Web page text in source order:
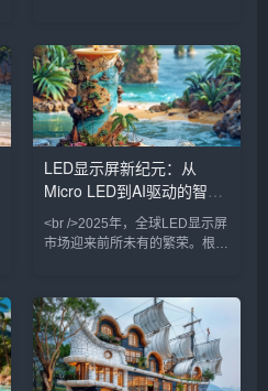
季度全球LED显示屏出货量同比
增长23%，其中Mini/Micro LED
产品占比首次突破15%，成为增
长最快的细分赛道。多家头部厂
商在集邦咨询的论坛上透露，
Micro LED芯片良率已提升至
99.99%，成本较三年前下降
70%，这让原本只存在于实验室
LED显示屏新纪元：从
Micro LED到AI驱动的智慧
显示革命
<br />2025年，全球LED显示屏
市场迎来前所未有的繁荣。根据
35%，而Micro LED技术正式从
实验室走向量产，成为高端显示
市场的“新宠”。与此同时，AI与
LED显示技术的深度融合，正在
重塑数字户外媒体、商业显示乃